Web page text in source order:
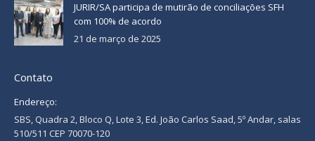
JURIR/SA participa de mutirão de conciliações SFH
com 100% de acordo
21 de março de 2025
Contato
Endereço:
SBS, Quadra 2, Bloco Q, Lote 3, Ed. João Carlos Saad, 5º Andar, salas
510/511 CEP 70070-120